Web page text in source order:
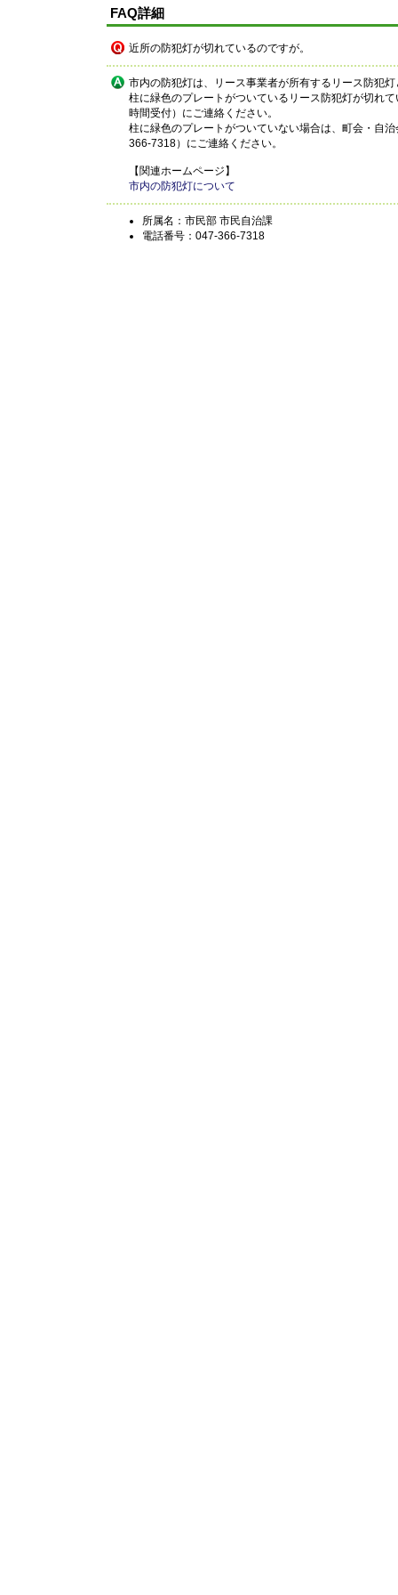
FAQ詳細
近所の防犯灯が切れているのですが。
市内の防犯灯は、リース事業者が所有するリース防犯
柱に緑色のプレートがついているリース防犯灯が切
時間受付）にご連絡ください。
柱に緑色のプレートがついていない場合は、町会・自
366-7318）にご連絡ください。
【関連ホームページ】
市内の防犯灯について
所属名：市民部 市民自治課
電話番号：047-366-7318